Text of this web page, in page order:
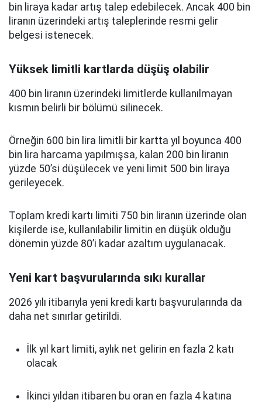
bin liraya kadar artış talep edebilecek. Ancak 400 bin
liranın üzerindeki artış taleplerinde resmi gelir
belgesi istenecek.
Yüksek limitli kartlarda düşüş olabilir
400 bin liranın üzerindeki limitlerde kullanılmayan
kısmın belirli bir bölümü silinecek.
Örneğin 600 bin lira limitli bir kartta yıl boyunca 400
bin lira harcama yapılmışsa, kalan 200 bin liranın
yüzde 50’si düşülecek ve yeni limit 500 bin liraya
gerileyecek.
Toplam kredi kartı limiti 750 bin liranın üzerinde olan
kişilerde ise, kullanılabilir limitin en düşük olduğu
dönemin yüzde 80’i kadar azaltım uygulanacak.
Yeni kart başvurularında sıkı kurallar
2026 yılı itibarıyla yeni kredi kartı başvurularında da
daha net sınırlar getirildi.
İlk yıl kart limiti, aylık net gelirin en fazla 2 katı
olacak
İkinci yıldan itibaren bu oran en fazla 4 katına